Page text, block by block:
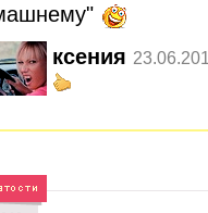
ксения